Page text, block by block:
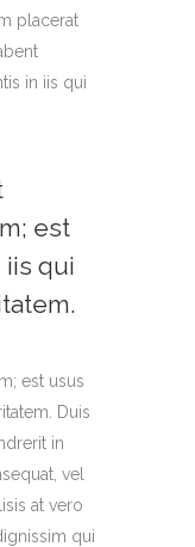
placerat
in iis qui
est
qui
est usus
Duis
in
vel
at vero
qui